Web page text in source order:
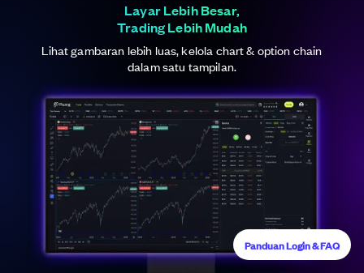
Layar Lebih Besar,
Trading Lebih Mudah
Lihat gambaran lebih luas, kelola chart & option chain
dalam satu tampilan.
Panduan Login & FAQ